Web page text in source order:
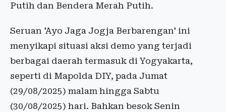
Putih dan Bendera Merah Putih.
Seruan 'Ayo Jaga Jogja Berbarengan' ini
menyikapi situasi aksi demo yang terjadi
berbagai daerah termasuk di Yogyakarta,
seperti di Mapolda DIY, pada Jumat
(29/08/2025) malam hingga Sabtu
(30/08/2025) hari. Bahkan besok Senin